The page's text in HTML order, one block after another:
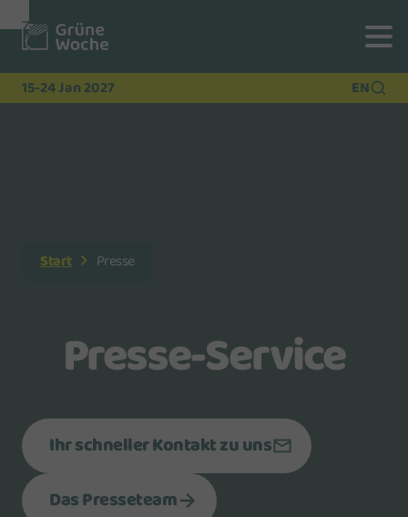
Zur
Navigation
Zur
Suche
15-24 Jan 2027 EN
Start Presse
Presse-Service
Ihr schneller Kontakt zu uns
Das Presseteam